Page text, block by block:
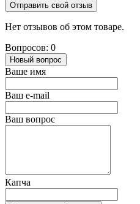
Отправить свой отзыв
Нет отзывов об этом товаре.
Вопросов: 0
Новый вопрос
Ваше имя
Ваш e-mail
Ваш вопрос
Капча